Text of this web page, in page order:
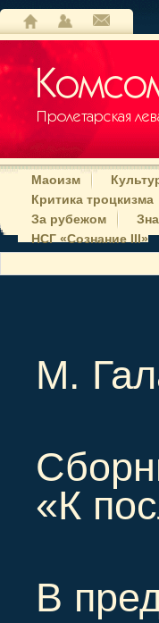
Маоизм
Критика троцкизма
За рубежом
НСГ «Сознание III»
М.
«К
В